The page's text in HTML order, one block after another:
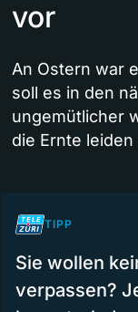
vor
An Ostern war
soll es in den
ungemütlicher
die Ernte leiden
TIPP
Sie wollen
verpassen?